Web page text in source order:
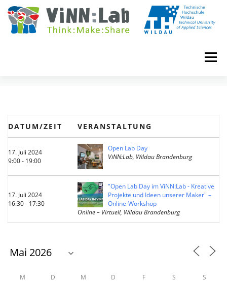
Zum
Inhalt
springen
Menü
IMPRINT
DATUM/ZEIT VERANSTALTUNG
17. Juli 2024
9:00 - 19:00
Open Lab Day
ViNN:Lab, Wildau Brandenburg
17. Juli 2024
16:30 - 17:30
"Open Lab Day im ViNN:Lab - Kreative
Projekte und Ideen unserer Maker" –
Online-Workshop
Online – Virtuell, Wildau Brandenburg
M D M D F S S